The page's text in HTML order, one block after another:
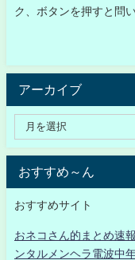
ク、ボタンを押すと問
アーカイブ
おすすめ～ん
おすすめサイト
おネコさん的まとめ速
ンタルメンヘラ電波中